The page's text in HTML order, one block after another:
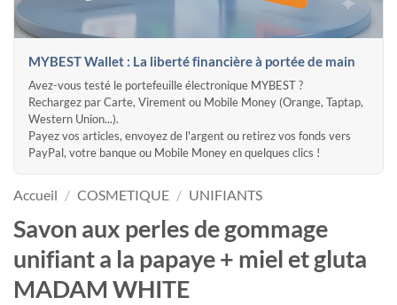
MYBEST Wallet : La liberté financière à portée de main
Avez-vous testé le portefeuille électronique MYBEST ?
Rechargez par Carte, Virement ou Mobile Money (Orange, Taptap,
Western Union...).
Payez vos articles, envoyez de l'argent ou retirez vos fonds vers
PayPal, votre banque ou Mobile Money en quelques clics !
Accueil / COSMETIQUE / UNIFIANTS
Savon aux perles de gommage
unifiant a la papaye + miel et gluta
MADAM WHITE